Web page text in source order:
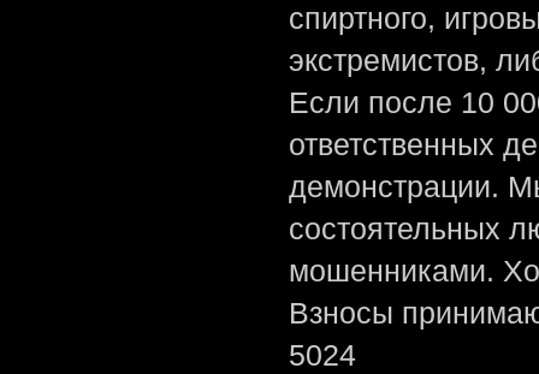
спиртного,
экстремистов,
Если после 10
ответственных
демонстрации.
состоятельных
мошенниками.
Взносы
5024